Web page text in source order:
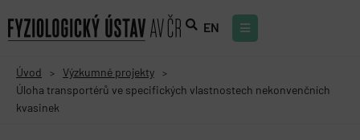
EN
Úvod > Výzkumné projekty >
Úloha transportérů ve specifických vlastnostech nekonvenčních
kvasinek